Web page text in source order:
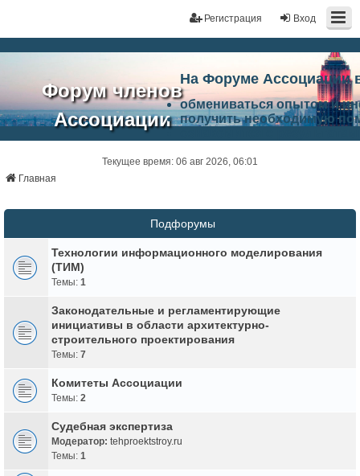
Вход
Регистрация
Форум членов
Ассоциации
"Проектный
портал"
На Форуме Ассоциации
обмениваться опытом и
получить необходимую
Ассоциации по проблемам
Ассоциации и успехам в
Ассоциации.
Текущее время: 06 авг 2026, 06:01
Главная
Подфорумы
Технологии информационного моделирования
(ТИМ)
Темы: 1
Законодательные и регламентирующие
инициативы в области архитектурно-
строительного проектирования
Темы: 7
Комитеты Ассоциации
Темы: 2
Судебная экспертиза
Модератор: tehproektstroy.ru
Темы: 1